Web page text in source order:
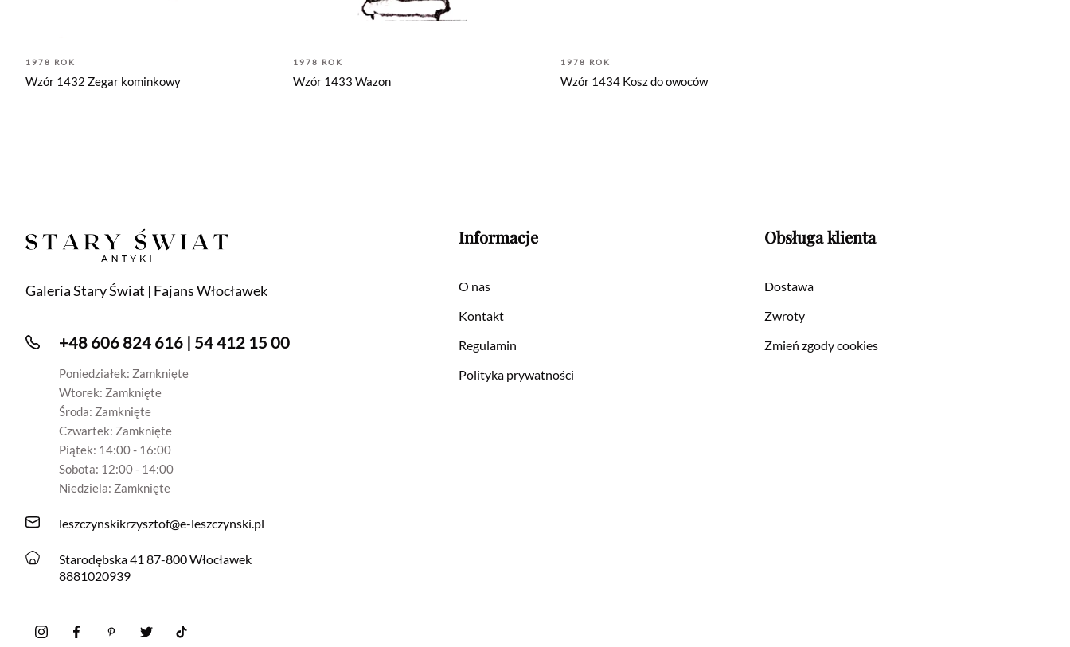
1978 ROK
Wzór 1432 Zegar kominkowy
1978 ROK
Wzór 1433 Wazon
1978 ROK
Wzór 1434 Kosz do owoców
Galeria Stary Świat | Fajans Włocławek
+48 606 824 616 | 54 412 15 00
Poniedziałek: Zamknięte
Wtorek: Zamknięte
Środa: Zamknięte
Czwartek: Zamknięte
Piątek: 14:00 - 16:00
Sobota: 12:00 - 14:00
Niedziela: Zamknięte
leszczynskikrzysztof@e-leszczynski.pl
Starodębska 41 87-800 Włocławek
8881020939
Informacje
O nas
Kontakt
Regulamin
Polityka prywatności
Obsługa klienta
Dostawa
Zwroty
Zmień zgody cookies